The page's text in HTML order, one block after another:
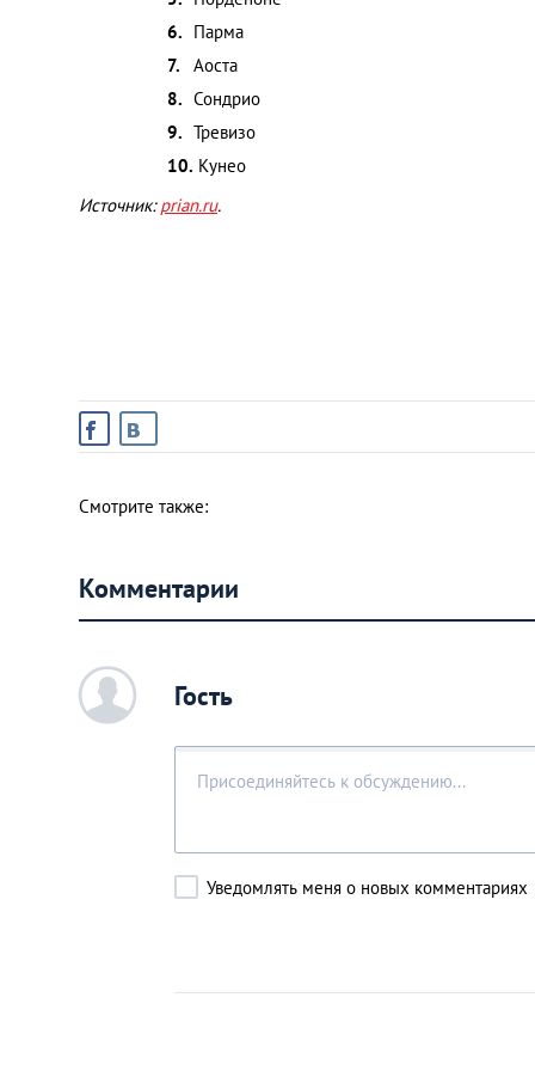
Украина
Франция
Парма
Аоста
Сондрио
Тревизо
Кунео
Источник:prian.ru.
Смотрите также:
Комментарии
c Гость
Уведомлять меня о новых комментариях